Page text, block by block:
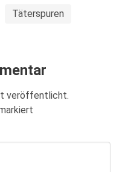
Täterspuren
veröffentlicht.